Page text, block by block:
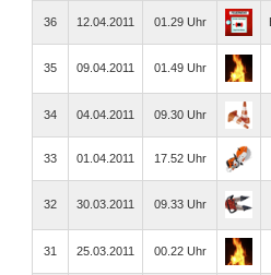
36 12.04.2011 01.29 Uhr
35 09.04.2011 01.49 Uhr
34 04.04.2011 09.30 Uhr
33 01.04.2011 17.52 Uhr
32 30.03.2011 09.33 Uhr
31 25.03.2011 00.22 Uhr